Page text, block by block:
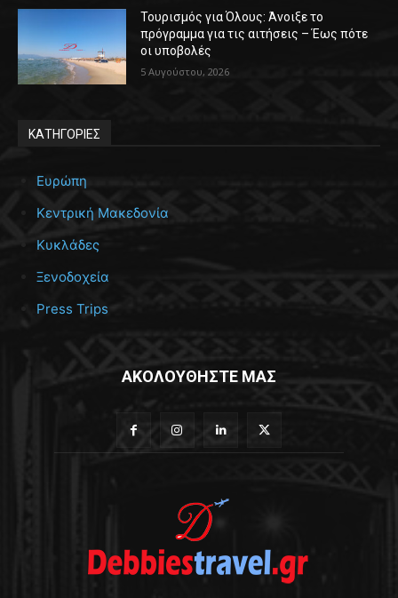
Τουρισμός για Όλους: Άνοιξε το
πρόγραμμα για τις αιτήσεις – Έως πότε
οι υποβολές
5 Αυγούστου, 2026
ΚΑΤΗΓΟΡΙΕΣ
Ευρώπη
Κεντρική Μακεδονία
Κυκλάδες
Ξενοδοχεία
Press Trips
ΑΚΟΛΟΥΘΗΣΤΕ ΜΑΣ